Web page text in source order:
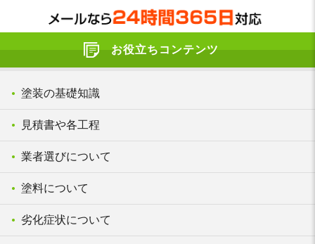
お役立ちコンテンツ
塗装の基礎知識
見積書や各工程
業者選びについて
塗料について
劣化症状について